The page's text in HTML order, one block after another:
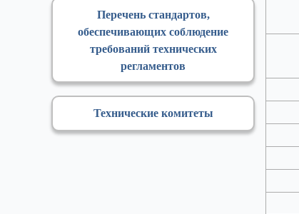
Перечень стандартов,
обеспечивающих соблюдение
требований технических
регламентов
Технические комитеты